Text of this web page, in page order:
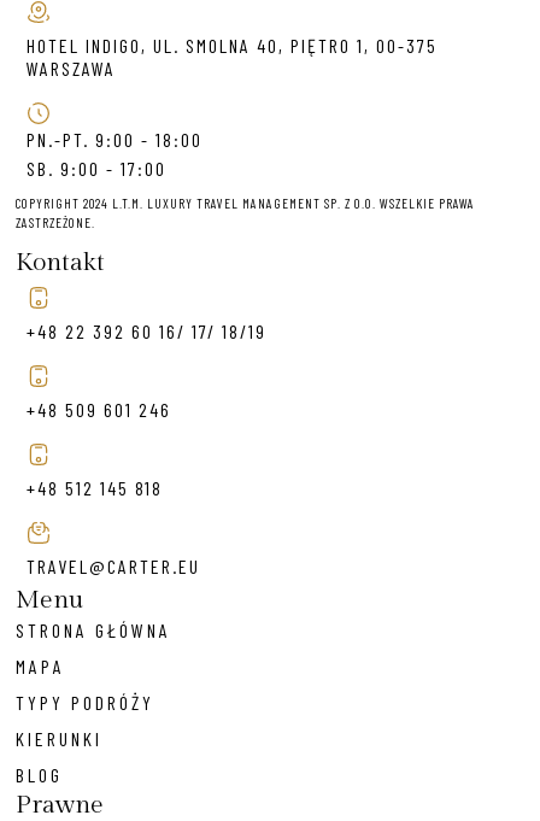
HOTEL INDIGO, UL. SMOLNA 40, PIĘTRO 1, 00-375
WARSZAWA
PN.-PT. 9:00 - 18:00
SB. 9:00 - 17:00
COPYRIGHT 2024 L.T.M. LUXURY TRAVEL MANAGEMENT SP. Z O.O. WSZELKIE PRAWA
ZASTRZEŻONE.
Kontakt
+48 22 392 60 16/ 17/ 18/19
+48 509 601 246
+48 512 145 818
TRAVEL@CARTER.EU
Menu
STRONA GŁÓWNA
MAPA
TYPY PODRÓŻY
KIERUNKI
BLOG
Prawne